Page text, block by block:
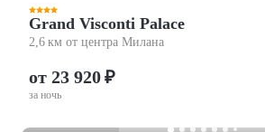
Grand Visconti Palace
2,6 км от центра Милана
от 23 920 ₽
за ночь